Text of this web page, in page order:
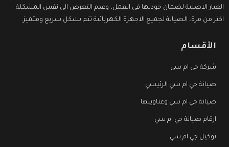
الغيار الاصلية لضمان جودتها فى العمل، وعدم التعرض الى نفس المشكلة
اكثر من مرة، الصيانة لجميع الاجهزة الكهربائية تتم بشكل سريع ومتميز.
الأقسام
شركة جي ام سي
صيانة جي ام سي الرئيسي
صيانة جي ام سي وعناوينها
ارقام صيانة جي ام سي
توكيل جي ام سي